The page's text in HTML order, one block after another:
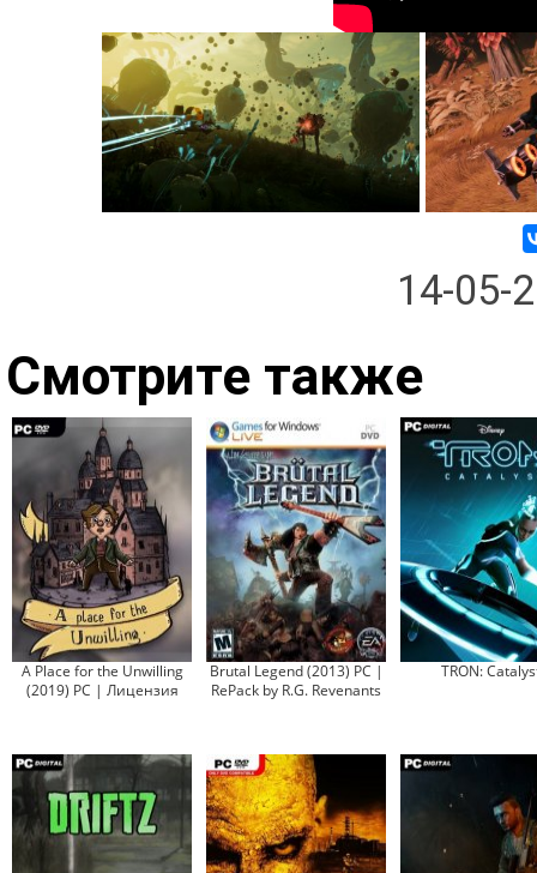
14-05-
Смотрите также
A Place for the Unwilling
(2019) PC | Лицензия
Brutal Legend (2013) PC |
RePack by R.G. Revenants
TRON: